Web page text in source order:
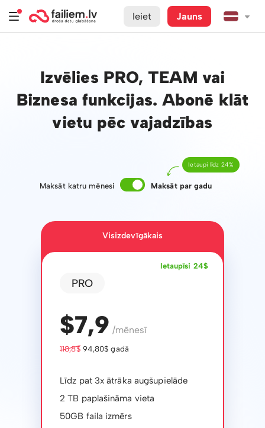
Ieiet Jauns
Izvēlies PRO, TEAM vai
Biznesa funkcijas. Abonē klāt
vietu pēc vajadzības
Ietaupi līdz 24%
Maksāt katru mēnesi Maksāt par gadu
Visizdevīgākais
Ietaupīsi 24$
PRO
$7,9 /mēnesī
118,8$94,80$ gadā
Līdz pat 3x ātrāka augšupielāde
2 TB paplašināma vieta
50GB faila izmērs